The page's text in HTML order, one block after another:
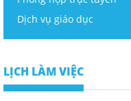
Dịch vụ giáo dục
LỊCH LÀM VIỆC